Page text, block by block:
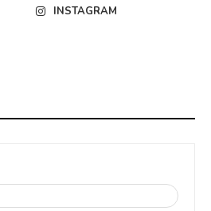
INSTAGRAM